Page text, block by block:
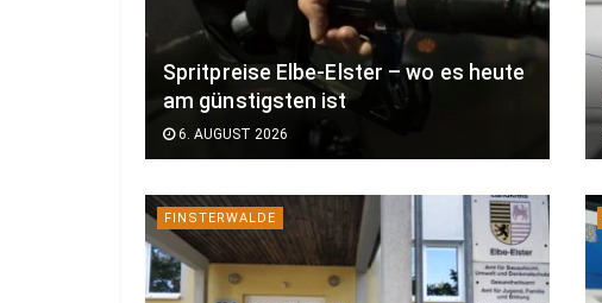
Spritpreise Elbe-Elster – wo es heute
am günstigsten ist
6. AUGUST 2026
FINSTERWALDE